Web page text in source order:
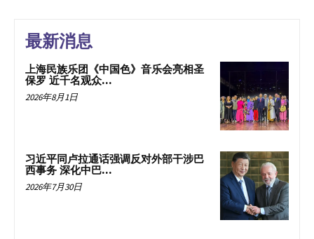
最新消息
上海民族乐团《中国色》音乐会亮相圣
保罗 近千名观众...
2026年8月1日
习近平同卢拉通话强调反对外部干涉巴
西事务 深化中巴...
2026年7月30日